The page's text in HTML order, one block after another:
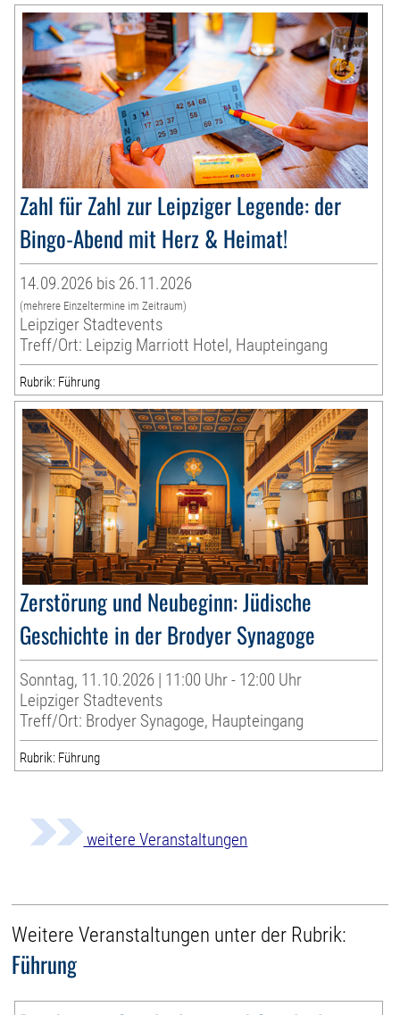
Zahl für Zahl zur Leipziger Legende: der
Bingo-Abend mit Herz & Heimat!
14.09.2026 bis 26.11.2026
(mehrere Einzeltermine im Zeitraum)
Leipziger Stadtevents
Treff/Ort: Leipzig Marriott Hotel, Haupteingang
Rubrik: Führung
Zerstörung und Neubeginn: Jüdische
Geschichte in der Brodyer Synagoge
Sonntag, 11.10.2026 | 11:00 Uhr - 12:00 Uhr
Leipziger Stadtevents
Treff/Ort: Brodyer Synagoge, Haupteingang
Rubrik: Führung
weitere Veranstaltungen
Weitere Veranstaltungen unter der Rubrik:
Führung